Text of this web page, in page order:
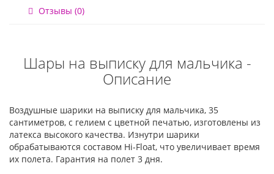
Отзывы (0)
Шары на выписку для мальчика -
Описание
Воздушные шарики на выписку для мальчика, 35
сантиметров, с гелием с цветной печатью, изготовлены из
латекса высокого качества. Изнутри шарики
обрабатываются составом Hi-Float, что увеличивает время
их полета. Гарантия на полет 3 дня.